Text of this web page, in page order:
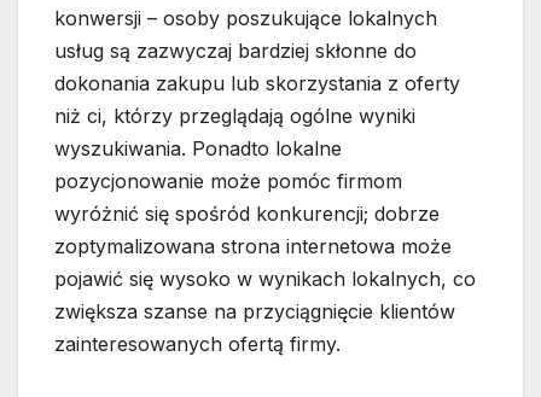
konwersji – osoby poszukujące lokalnych
usług są zazwyczaj bardziej skłonne do
dokonania zakupu lub skorzystania z oferty
niż ci, którzy przeglądają ogólne wyniki
wyszukiwania. Ponadto lokalne
pozycjonowanie może pomóc firmom
wyróżnić się spośród konkurencji; dobrze
zoptymalizowana strona internetowa może
pojawić się wysoko w wynikach lokalnych, co
zwiększa szanse na przyciągnięcie klientów
zainteresowanych ofertą firmy.